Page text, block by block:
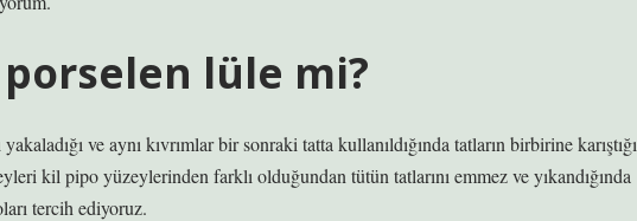
lüle mi?
ve aynı kıvrımlar bir sonraki tatta kullanıldığında tatların birbirine karıştığı
kil pipo yüzeylerinden farklı olduğundan tütün tatlarını emmez ve yıkandığında
tercih ediyoruz.